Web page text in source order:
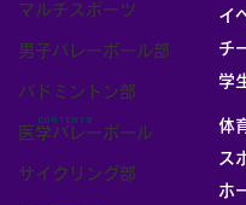
マルチスポーツ
男子バレーボール部
バドミントン部
医学バレーボール
サイクリング部
イ
チ
学
体
ス
ホ
CONTENTS